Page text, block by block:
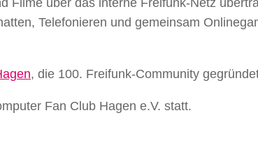
Filme über das interne Freifunk-Netz
Telefonieren und gemeinsam
, die 100. Freifunk-Community
Fan Club Hagen e.V. statt.